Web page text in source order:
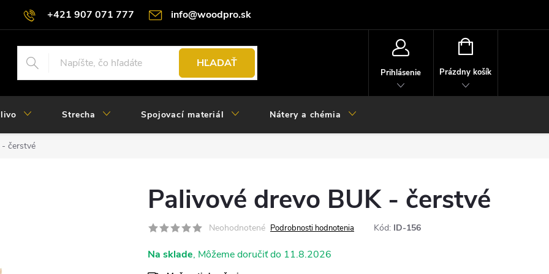
+421 907 071 777 info@woodpro.sk
HĽADAŤ
Prihlásenie
NÁKUPNÝ
Prázdny košík
Strecha Spojovací materiál Nátery a chémia
- čerstvé
Palivové drevo BUK - čerstvé
Neohodnotené Podrobnosti hodnotenia Kód: ID-156
Na sklade 11.8.2026